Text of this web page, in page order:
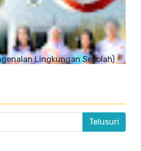
Lingkungan Sekolah)